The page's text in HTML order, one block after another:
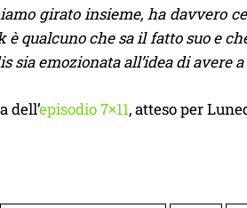
girato insieme, ha davvero
è qualcuno che sa il fatto suo e
sia emozionata all’idea di avere
dell’episodio 7×11, atteso per